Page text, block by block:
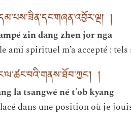
།
zin dang zhen jor nga
ami spirituel m’a accepté :
།
la tsangwé né t'ob kyang
dans une position où je